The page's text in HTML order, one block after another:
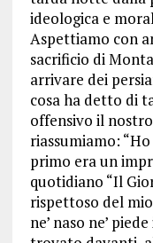
ideologica e
Aspettiamo con
sacrificio di
arrivare dei
cosa ha detto di
offensivo il nostro
riassumiamo:
primo era un
quotidiano “Il
rispettoso del
ne’ naso ne’